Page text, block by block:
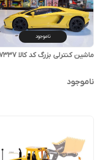
ناموجود
ماشین کنترلی بزرگ کد کالا ۷۳۳۷
ناموجود